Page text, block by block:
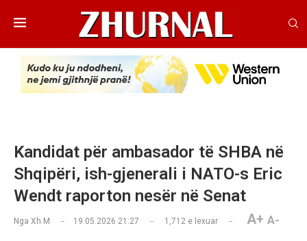
Kandidat për ambasador të SHBA në
Shqipëri, ish-gjenerali i NATO-s Eric
Wendt raporton nesër në Senat
Nga Xh M 19.05.2026 21:27 1,712 e lexuar A+ A-